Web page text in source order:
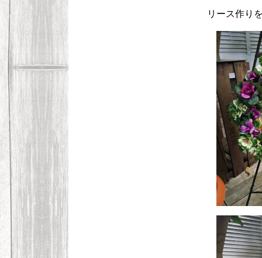
リース作り